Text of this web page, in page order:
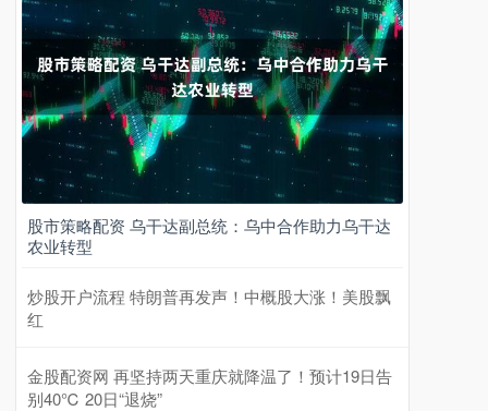
股市策略配资 乌干达副总统：乌中合作助力乌干达
农业转型
炒股开户流程 特朗普再发声！中概股大涨！美股飘
红
金股配资网 再坚持两天重庆就降温了！预计19日告
别40℃ 20日“退烧”